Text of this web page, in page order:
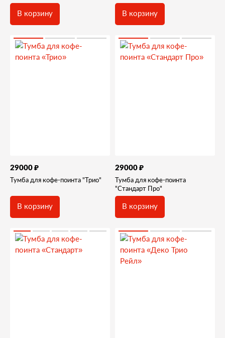
В корзину В корзину
29000 ₽
Тумба для кофе-поинта "Трио"
В корзину
29000 ₽
Тумба для кофе-поинта
"Стандарт Про"
В корзину